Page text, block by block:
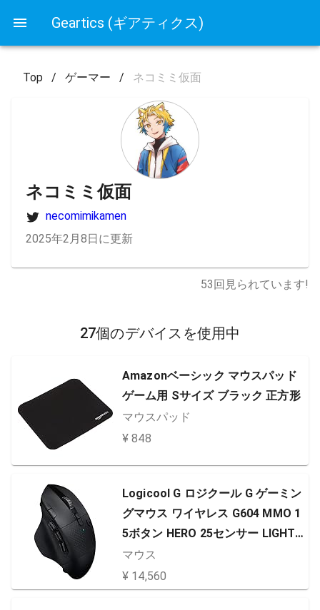
Geartics (ギアティクス)
Top / ゲーマー / ネコミミ仮面
ネコミミ仮面
necomimikamen
2025年2月8日に更新
53回見られています!
27個のデバイスを使用中
Amazonベーシック マウスパッド
ゲーム用 Sサイズ ブラック 正方形
マウスパッド
¥ 848
Logicool G ロジクール G ゲーミン
グマウス ワイヤレス G604 MMO 1
5ボタン HERO 25センサー LIGHTS
PEED ワイヤレス Bluetooth 接続
対応 国内正規品 【 ファイナルファ
ンタジーXIV 推奨周辺機器 】
マウス
¥ 14,560